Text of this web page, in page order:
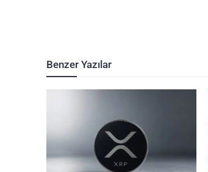
Benzer Yazılar